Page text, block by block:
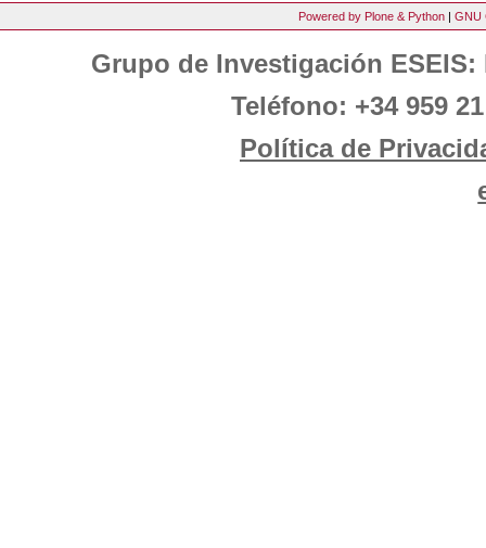
Powered by Plone & Python | GNU
Grupo de Investigación
Teléfono: +34 959
Política de